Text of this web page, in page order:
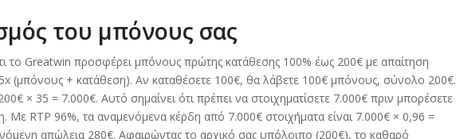
του μπόνους σας
το Greatwin προσφέρει μπόνους πρώτης κατάθεσης 100% έως 200€ με απαίτηση
(μπόνους + κατάθεση). Αν καταθέσετε 100€, θα λάβετε 100€ μπόνους, σύνολο 200€.
× 35 = 7.000€. Αυτό σημαίνει ότι πρέπει να στοιχηματίσετε 7.000€ πριν μπορέσετε
Με RTP 96%, τα αναμενόμενα κέρδη από 7.000€ στοιχήματα είναι 7.000€ × 0,96 =
απώλεια 280€. Αφαιρώντας το αρχικό σας υπόλοιπο (200€), το καθαρό